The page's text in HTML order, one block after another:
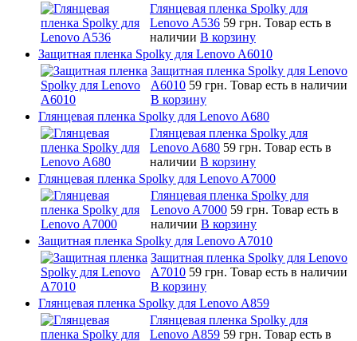
Глянцевая пленка Spolky для
Lenovo A536 59 грн. Товар есть в
наличии В корзину
Защитная пленка Spolky для Lenovo A6010
Защитная пленка Spolky для Lenovo
A6010 59 грн. Товар есть в наличии
В корзину
Глянцевая пленка Spolky для Lenovo A680
Глянцевая пленка Spolky для
Lenovo A680 59 грн. Товар есть в
наличии В корзину
Глянцевая пленка Spolky для Lenovo A7000
Глянцевая пленка Spolky для
Lenovo A7000 59 грн. Товар есть в
наличии В корзину
Защитная пленка Spolky для Lenovo A7010
Защитная пленка Spolky для Lenovo
A7010 59 грн. Товар есть в наличии
В корзину
Глянцевая пленка Spolky для Lenovo A859
Глянцевая пленка Spolky для
Lenovo A859 59 грн. Товар есть в